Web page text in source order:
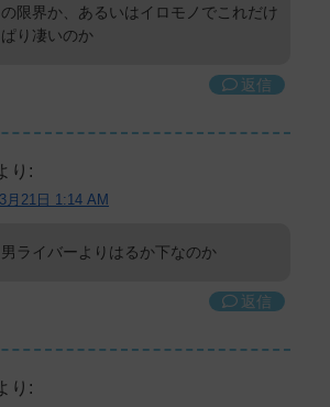
限界か、あるいはイロモノでこれだけ
り凄いのか
返信
り:
月21日 1:14 AM
ライバーよりはるか下なのか
返信
り: